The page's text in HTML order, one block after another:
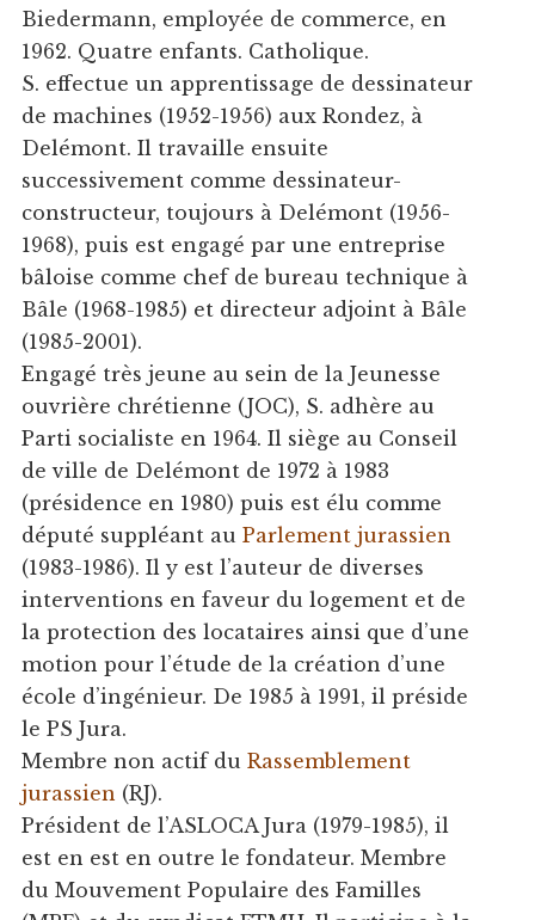
Biedermann, employée de commerce, en
1962. Quatre enfants. Catholique.
S. effectue un apprentissage de dessinateur
de machines (1952-1956) aux Rondez, à
Delémont. Il travaille ensuite
successivement comme dessinateur-
constructeur, toujours à Delémont (1956-
1968), puis est engagé par une entreprise
bâloise comme chef de bureau technique à
Bâle (1968-1985) et directeur adjoint à Bâle
(1985-2001).
Engagé très jeune au sein de la Jeunesse
ouvrière chrétienne (JOC), S. adhère au
Parti socialiste en 1964. Il siège au Conseil
de ville de Delémont de 1972 à 1983
(présidence en 1980) puis est élu comme
député suppléant au Parlement jurassien
(1983-1986). Il y est l’auteur de diverses
interventions en faveur du logement et de
la protection des locataires ainsi que d’une
motion pour l’étude de la création d’une
école d’ingénieur. De 1985 à 1991, il préside
le PS Jura.
Membre non actif du Rassemblement
jurassien (RJ).
Président de l’ASLOCA Jura (1979-1985), il
est en est en outre le fondateur. Membre
du Mouvement Populaire des Familles